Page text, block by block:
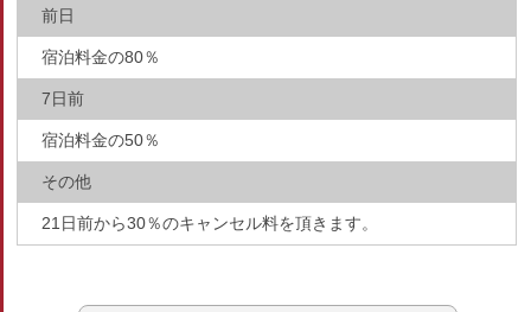
前日
宿泊料金の80％
7日前
宿泊料金の50％
その他
21日前から30％のキャンセル料を頂きます。